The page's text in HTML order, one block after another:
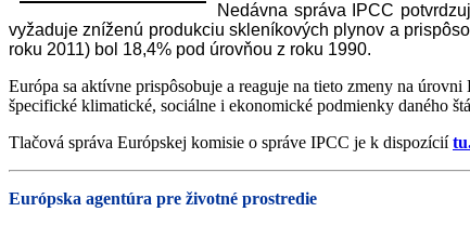
Nedávna správa IPCC
vyžaduje zníženú produkciu skleníkových plynov a
roku 2011) bol 18,4% pod úrovňou z roku 1990.
Európa sa aktívne prispôsobuje a reaguje na tieto zmeny na
špecifické klimatické, sociálne i ekonomické podmienky daného
Tlačová správa Európskej komisie o správe IPCC je k dispozícií
Európska agentúra pre životné prostredie